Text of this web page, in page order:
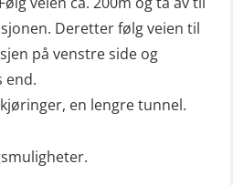
(hurtiggående) liten
– repetisjon
(hurtiggående) liten
– grunnleggende
Deretter følg veien til
på venstre side og
end.
en lengre tunnel.